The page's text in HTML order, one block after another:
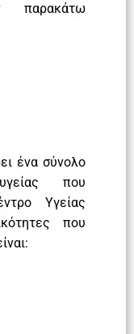
παρακάτω
ένα σύνολο
που
Υγείας
που